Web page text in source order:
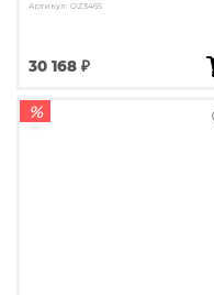
Артикул: OZ3465
30 168 ₽
%